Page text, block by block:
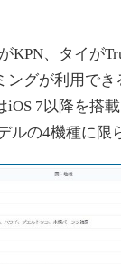
、タイが
ングが利用で
7以降を搭
ルの4機種に限